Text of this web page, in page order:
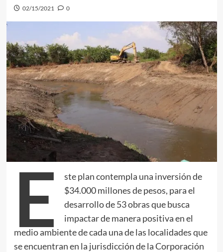
02/15/2021 0
E
ste plan contempla una inversión de
$34.000 millones de pesos, para el
desarrollo de 53 obras que busca
impactar de manera positiva en el
medio ambiente de cada una de las localidades que
se encuentran en la jurisdicción de la Corporación